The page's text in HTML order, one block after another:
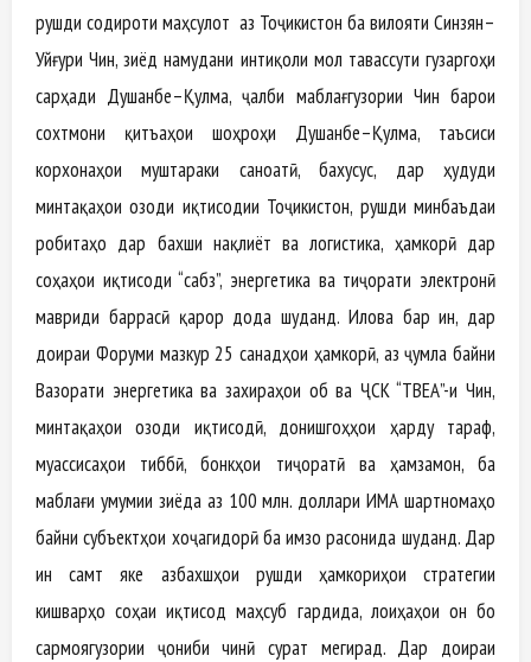
рушди содироти маҳсулот аз Тоҷикистон ба вилояти Синзян–
Уйғури Чин, зиёд намудани интиқоли мол тавассути гузаргоҳи
сарҳади Душанбе–Қулма, ҷалби маблағгузории Чин барои
сохтмони қитъаҳои шоҳроҳи Душанбе–Қулма, таъсиси
корхонаҳои муштараки саноатӣ, бахусус, дар ҳудуди
минтақаҳои озоди иқтисодии Тоҷикистон, рушди минбаъдаи
робитаҳо дар бахши нақлиёт ва логистика, ҳамкорӣ дар
соҳаҳои иқтисоди “сабз”, энергетика ва тиҷорати электронӣ
мавриди баррасӣ қарор дода шуданд. Илова бар ин, дар
доираи Форуми мазкур 25 санадҳои ҳамкорӣ, аз ҷумла байни
Вазорати энергетика ва захираҳои об ва ҶСК “ТВЕА”-и Чин,
минтақаҳои озоди иқтисодӣ, донишгоҳҳои ҳарду тараф,
муассисаҳои тиббӣ, бонкҳои тиҷоратӣ ва ҳамзамон, ба
маблағи умумии зиёда аз 100 млн. доллари ИМА шартномаҳо
байни субъектҳои хоҷагидорӣ ба имзо расонида шуданд. Дар
ин самт яке азбахшҳои рушди ҳамкориҳои стратегии
кишварҳо соҳаи иқтисод маҳсуб гардида, лоиҳаҳои он бо
сармоягузории ҷониби чинӣ сурат мегирад. Дар доираи